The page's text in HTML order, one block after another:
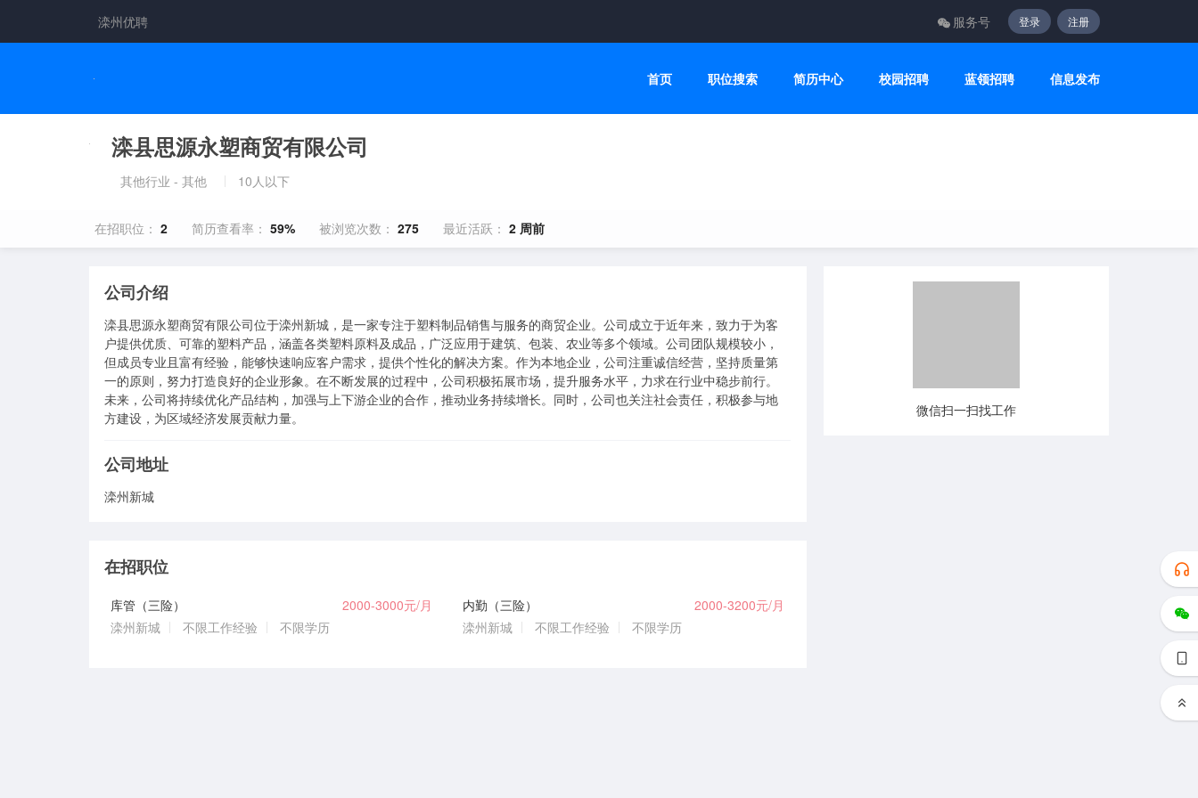
滦州优聘 服务号 登录 注册
首页 职位搜索 简历中心 校园招聘 蓝领招聘 信息发布
滦县思源永塑商贸有限公司
其他行业 - 其他 10人以下
在招职位： 2 简历查看率： 59% 被浏览次数： 275 最近活跃： 2 周前
公司介绍
滦县思源永塑商贸有限公司位于滦州新城，是一家专注于塑料制品销售与服务的商贸企业。公司成立于近年来，致力于为客
户提供优质、可靠的塑料产品，涵盖各类塑料原料及成品，广泛应用于建筑、包装、农业等多个领域。公司团队规模较小，
但成员专业且富有经验，能够快速响应客户需求，提供个性化的解决方案。作为本地企业，公司注重诚信经营，坚持质量第
一的原则，努力打造良好的企业形象。在不断发展的过程中，公司积极拓展市场，提升服务水平，力求在行业中稳步前行。
未来，公司将持续优化产品结构，加强与上下游企业的合作，推动业务持续增长。同时，公司也关注社会责任，积极参与地
方建设，为区域经济发展贡献力量。
公司地址
滦州新城
在招职位
库管（三险）
2000-3000元/月
滦州新城
不限工作经验 不限学历
内勤（三险）
2000-3200元/月
滦州新城
不限工作经验 不限学历
微信扫一扫找工作